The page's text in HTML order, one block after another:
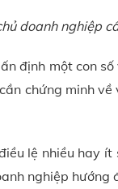
doanh nghiệp
định một con
chứng minh
lệ nhiều hay
nghiệp hướng